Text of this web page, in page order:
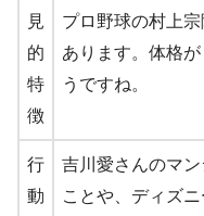
見
的
特
徴
プロ野球の村上
あります。体格
うですね。
行
動
吉川愛さんのマ
ことや、ディズ